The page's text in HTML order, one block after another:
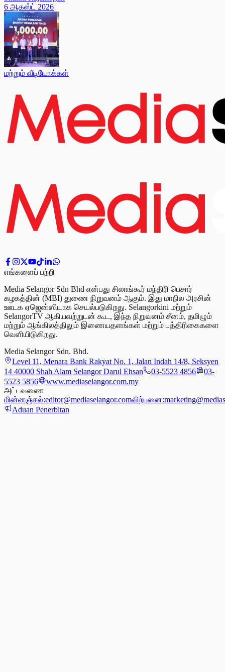
6 ஆகஸ்ட் 2026
மற்றும் வீடியோக்கள்
எங்களைப் பற்றி
Media Selangor Sdn Bhd என்பது சிலாங்கூர் மந்திரி பெசார்
கழகத்தின் (MBI) துணை நிறுவனம் ஆகும். இது மாநில அரசின்
ஊடக ஏஜென்ஸியாக செயல்படுகிறது. Selangorkini மற்றும்
SelangorTV ஆகியவற்றுடன் கூட, இந்த நிறுவனம் சீனம், தமிழும்
மற்றும் ஆங்கிலத்திலும் இணையதளங்கள் மற்றும் பத்திரிகைகளை
வெளியிடுகிறது.
Media Selangor Sdn. Bhd.
Level 11, Menara Bank Rakyat No. 1, Jalan Indah 14/8, Seksyen
14 40000 Shah Alam Selangor Darul Ehsan
03-5523 4856
03-
5523 5856
www.mediaselangor.com.my
அட்டவணை
மின்னஞ்சல்:editor@mediaselangor.comவிற்பனை:
Aduan Penerbitan